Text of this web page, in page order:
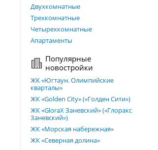
Двухкомнатные
Трехкомнатные
Четырехкомнатные
Апартаменты
Популярные
новостройки
ЖК «Югтаун. Олимпийские
кварталы»
ЖК «Golden City» («Голден Сити»)
ЖК «GloraX Заневский»​ («Глоракс
Заневский»)
ЖК «Морская набережная»
ЖК «Северная долина»